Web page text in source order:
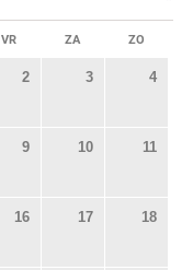
VR ZA ZO
2 3 4
9 10 11
16 17 18